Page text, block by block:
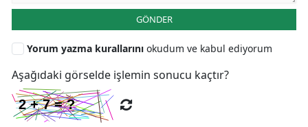
GÖNDER
Yorum yazma kurallarını okudum ve kabul ediyorum
Aşağıdaki görselde işlemin sonucu kaçtır?